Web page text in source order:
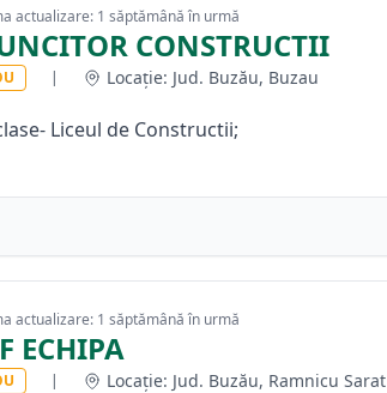
actualizare: 1 săptămână în urmă
CONSTRUCTII
| Locație: Jud. Buzău, Buzau
Liceul de Constructii;
actualizare: 1 săptămână în urmă
ECHIPA
| Locație: Jud. Buzău, Ramnicu Sarat